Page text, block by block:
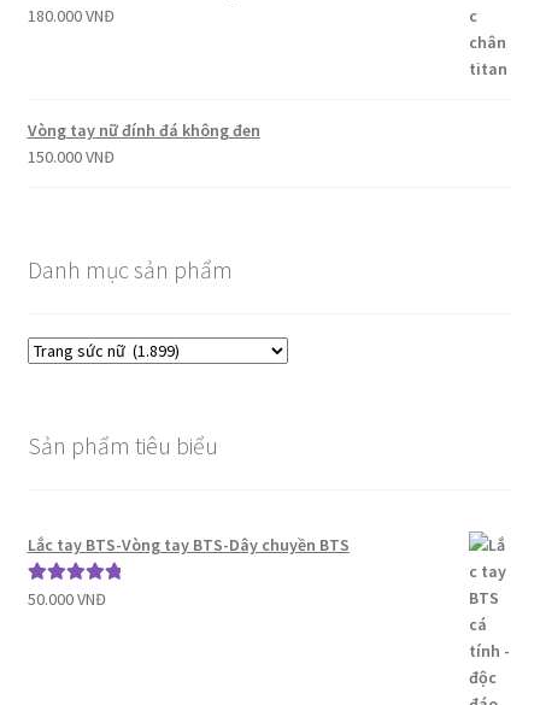
180.000VNĐ
Vòng tay nữ đính đá không đen
150.000VNĐ
Danh mục sản phẩm
Sản phẩm tiêu biểu
Lắc tay BTS-Vòng tay BTS-Dây chuyền BTS
Được xếp
50.000VNĐ